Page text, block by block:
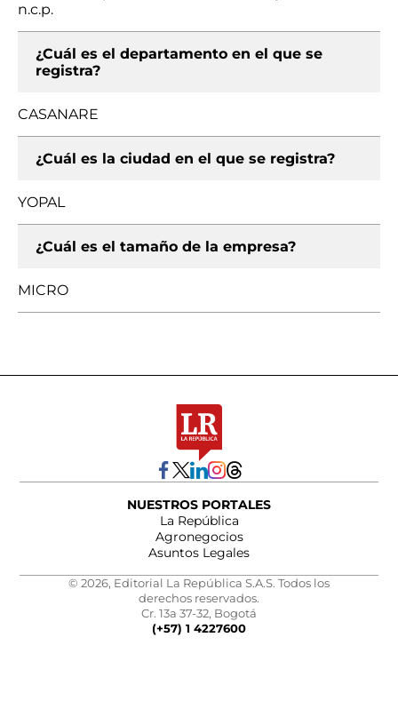
n.c.p.
¿Cuál es el departamento en el que se
registra?
CASANARE
¿Cuál es la ciudad en el que se registra?
YOPAL
¿Cuál es el tamaño de la empresa?
MICRO
NUESTROS PORTALES
La República
Agronegocios
Asuntos Legales
© 2026, Editorial La República S.A.S. Todos los
derechos reservados.
Cr. 13a 37-32, Bogotá
(+57) 1 4227600